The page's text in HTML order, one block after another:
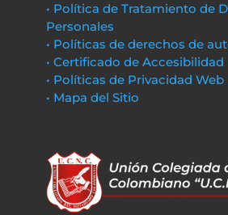
• Política de Tratamiento de
Personales
• Políticas de derechos de
• Certificado de Accesibilidad
• Políticas de Privacidad Web
• Mapa del Sitio